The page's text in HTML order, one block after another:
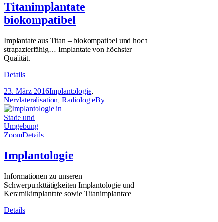
Titanimplantate
biokompatibel
Implantate aus Titan – biokompatibel und hoch
strapazierfähig… Implantate von höchster
Qualität.
Details
23. März 2016Implantologie,
Nervlateralisation, RadiologieBy
ZoomDetails
Implantologie
Informationen zu unseren
Schwerpunkttätigkeiten Implantologie und
Keramikimplantate sowie Titanimplantate
Details